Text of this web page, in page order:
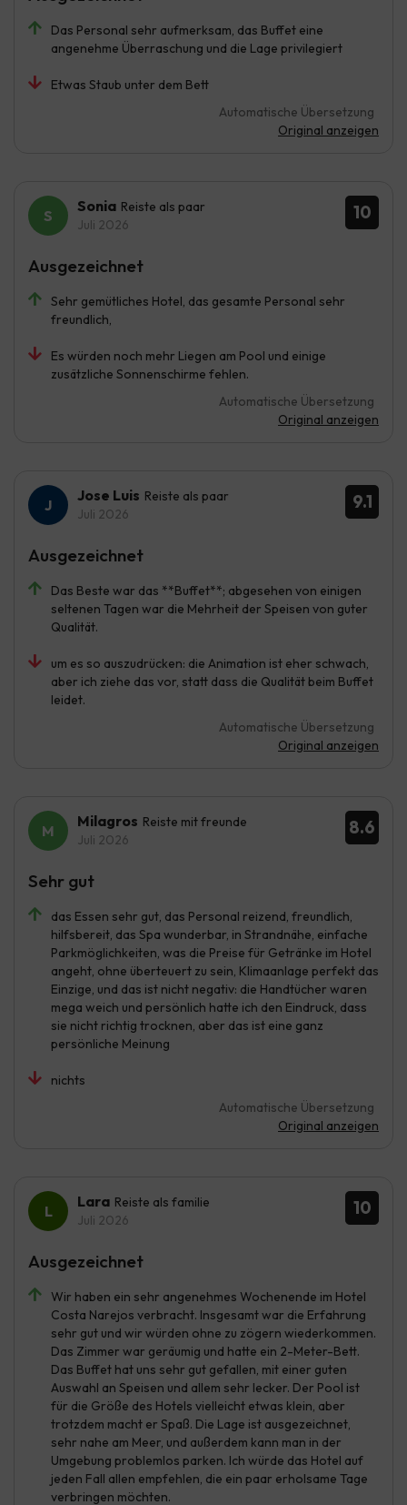
Das Personal sehr aufmerksam, das Buffet eine
angenehme Überraschung und die Lage privilegiert
Etwas Staub unter dem Bett
Automatische Übersetzung
Original anzeigen
10
Sonia Reiste als paar
Juli 2026
Sehr gemütliches Hotel, das gesamte Personal sehr
freundlich,
Es würden noch mehr Liegen am Pool und einige
zusätzliche Sonnenschirme fehlen.
Automatische Übersetzung
Original anzeigen
Ausgezeichnet
9.1
Jose Luis Reiste als paar
Juli 2026
Das Beste war das **Buffet**; abgesehen von einigen
seltenen Tagen war die Mehrheit der Speisen von guter
Qualität.
um es so auszudrücken: die Animation ist eher schwach,
aber ich ziehe das vor, statt dass die Qualität beim Buffet
leidet.
Automatische Übersetzung
Original anzeigen
Ausgezeichnet
8.6
Milagros Reiste mit freunde
Juli 2026
das Essen sehr gut, das Personal reizend, freundlich,
hilfsbereit, das Spa wunderbar, in Strandnähe, einfache
Parkmöglichkeiten, was die Preise für Getränke im Hotel
angeht, ohne überteuert zu sein, Klimaanlage perfekt das
Einzige, und das ist nicht negativ: die Handtücher waren
mega weich und persönlich hatte ich den Eindruck, dass
sie nicht richtig trocknen, aber das ist eine ganz
persönliche Meinung
nichts
Automatische Übersetzung
Original anzeigen
Sehr gut
10
Lara Reiste als familie
Juli 2026
Wir haben ein sehr angenehmes Wochenende im Hotel
Costa Narejos verbracht. Insgesamt war die Erfahrung
sehr gut und wir würden ohne zu zögern wiederkommen.
Das Zimmer war geräumig und hatte ein 2-Meter-Bett.
Das Buffet hat uns sehr gut gefallen, mit einer guten
Auswahl an Speisen und allem sehr lecker. Der Pool ist
für die Größe des Hotels vielleicht etwas klein, aber
trotzdem macht er Spaß. Die Lage ist ausgezeichnet,
sehr nahe am Meer, und außerdem kann man in der
Umgebung problemlos parken. Ich würde das Hotel auf
jeden Fall allen empfehlen, die ein paar erholsame Tage
verbringen möchten.
Ausgezeichnet